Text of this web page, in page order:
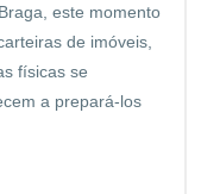
este momento
de imóveis,
físicas se
a prepará-los